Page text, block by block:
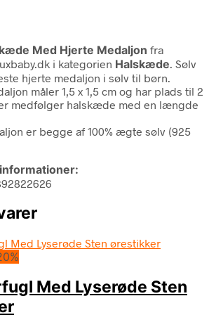
Med Hjerte Medaljon fra
i kategorien Halskæde. Sølv
hjerte medaljon i sølv til børn.
måler 1,5 x 1,5 cm og har plads til 2
medfølger halskæde med en længde
er begge af 100% ægte sølv (925
Med Lyserøde Sten